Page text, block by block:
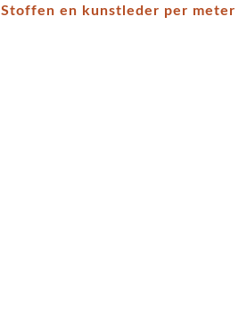
Stoffen en kunstleder per meter